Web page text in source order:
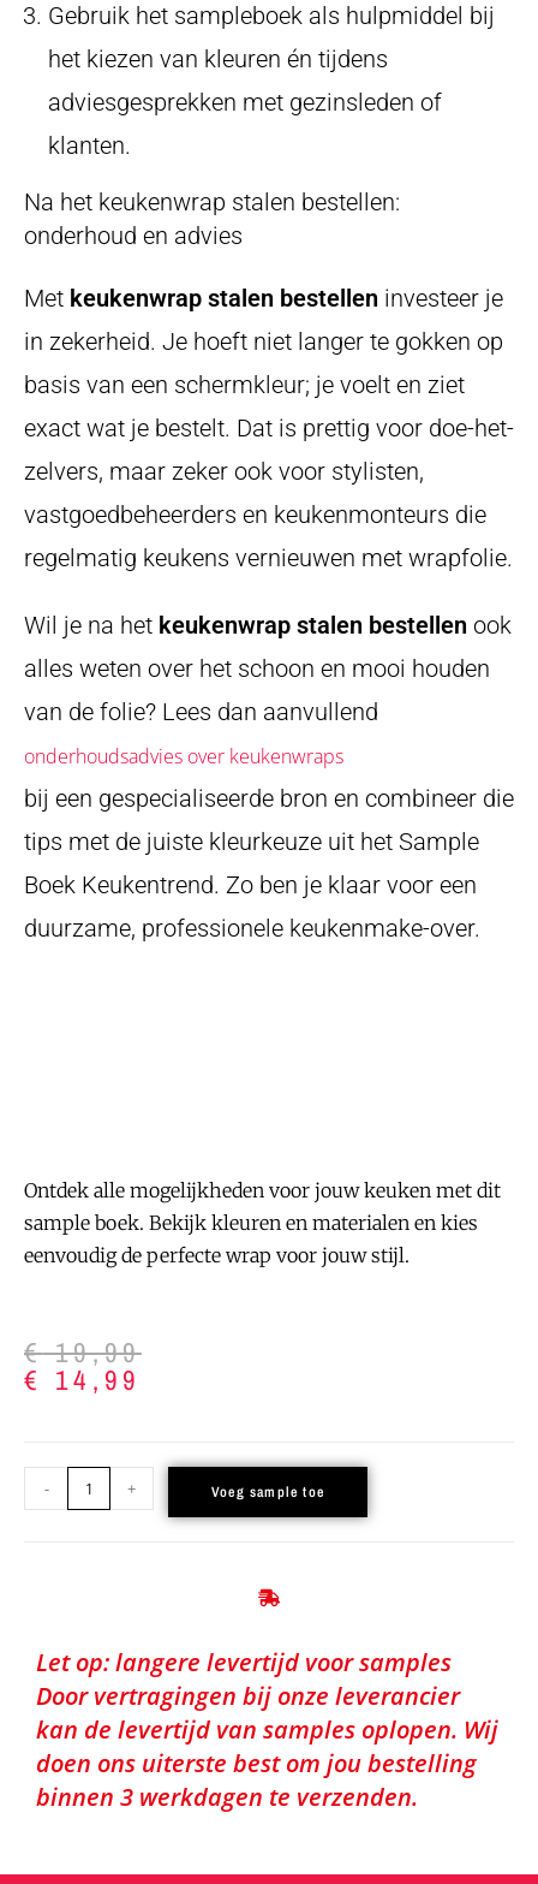
Gebruik het sampleboek als hulpmiddel bij
het kiezen van kleuren én tijdens
adviesgesprekken met gezinsleden of
klanten.
Na het keukenwrap stalen bestellen:
onderhoud en advies
Met keukenwrap stalen bestellen investeer je
in zekerheid. Je hoeft niet langer te gokken op
basis van een schermkleur; je voelt en ziet
exact wat je bestelt. Dat is prettig voor doe-het-
zelvers, maar zeker ook voor stylisten,
vastgoedbeheerders en keukenmonteurs die
regelmatig keukens vernieuwen met wrapfolie.
Wil je na het keukenwrap stalen bestellen ook
alles weten over het schoon en mooi houden
van de folie? Lees dan aanvullend
onderhoudsadvies over keukenwraps
bij een gespecialiseerde bron en combineer die
tips met de juiste kleurkeuze uit het Sample
Boek Keukentrend. Zo ben je klaar voor een
duurzame, professionele keukenmake-over.
Ontdek alle mogelijkheden voor jouw keuken met dit
sample boek. Bekijk kleuren en materialen en kies
eenvoudig de perfecte wrap voor jouw stijl.
€19,99
€ 14,99
- + Voeg sample toe
Let op: langere levertijd voor samples
Door vertragingen bij onze leverancier
kan de levertijd van samples oplopen. Wij
doen ons uiterste best om jou bestelling
binnen 3 werkdagen te verzenden.